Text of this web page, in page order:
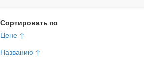
Сортировать по
Цене ↑
Названию ↑